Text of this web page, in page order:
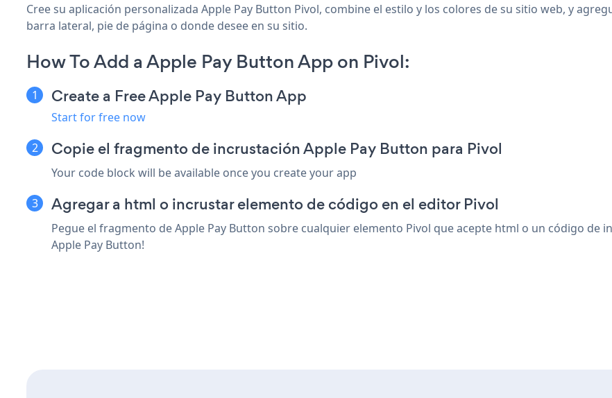
Cree su aplicación personalizada Apple Pay Button Pivol, combine el estilo y los colores de su sitio web, y
barra lateral, pie de página o donde desee en su sitio.
How To Add a Apple Pay Button App on Pivol:
Create a Free Apple Pay Button App
Start for free now
Copie el fragmento de incrustación Apple Pay Button para Pivol
Your code block will be available once you create your app
Agregar a html o incrustar elemento de código en el editor Pivol
Pegue el fragmento de Apple Pay Button sobre cualquier elemento Pivol que acepte html o un código de
Apple Pay Button!